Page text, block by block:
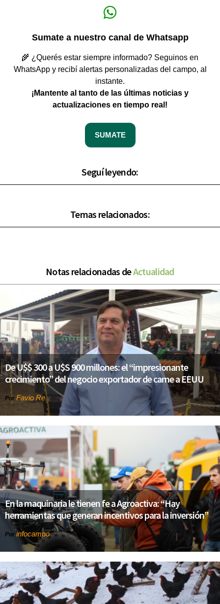
Sumate a nuestro canal de Whatsapp
🌾 ¿Querés estar siempre informado? Seguinos en
WhatsApp y recibí alertas personalizadas del campo, al
instante.
¡Mantente al tanto de las últimas noticias y
actualizaciones en tiempo real!
SUMATE
Seguí leyendo:
Temas relacionados:
Notas relacionadas deActualidad
De U$$ 300 a U$S 900 millones: el “impresionante
crecimiento” del negocio exportador de carne a EEUU
Por Favio Re
En la maquinaria le tienen fe a Agroactiva: “Hay
herramientas que generan incentivos para la inversión”
Por infocampo